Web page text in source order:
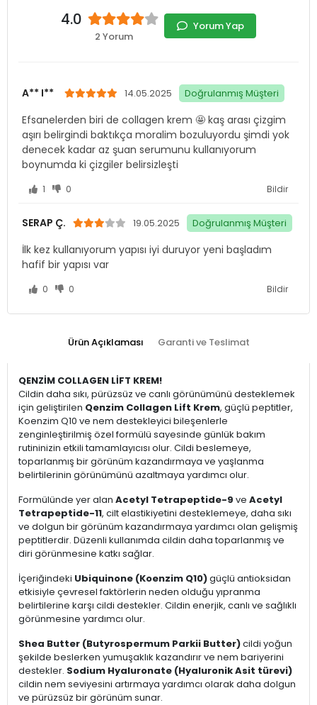
4.0
2 Yorum
Yorum Yap
A** I** 14.05.2025 Doğrulanmış Müşteri
Efsanelerden biri de collagen krem 🤩 kaş arası çizgim
aşırı belirgindi baktıkça moralim bozuluyordu şimdi yok
denecek kadar az şuan serumunu kullanıyorum
boynumda ki çizgiler belirsizleşti
1 0 Bildir
SERAP Ç. 19.05.2025 Doğrulanmış Müşteri
İlk kez kullanıyorum yapısı iyi duruyor yeni başladım
hafif bir yapısı var
0 0 Bildir
Ürün Açıklaması Garanti ve Teslimat
QENZİM COLLAGEN LİFT KREM!
Cildin daha sıkı, pürüzsüz ve canlı görünümünü desteklemek
için geliştirilen Qenzim Collagen Lift Krem, güçlü peptitler,
Koenzim Q10 ve nem destekleyici bileşenlerle
zenginleştirilmiş özel formülü sayesinde günlük bakım
rutininizin etkili tamamlayıcısı olur. Cildi beslemeye,
toparlanmış bir görünüm kazandırmaya ve yaşlanma
belirtilerinin görünümünü azaltmaya yardımcı olur.
Formülünde yer alan Acetyl Tetrapeptide-9 ve Acetyl
Tetrapeptide-11, cilt elastikiyetini desteklemeye, daha sıkı
ve dolgun bir görünüm kazandırmaya yardımcı olan gelişmiş
peptitlerdir. Düzenli kullanımda cildin daha toparlanmış ve
diri görünmesine katkı sağlar.
İçeriğindeki Ubiquinone (Koenzim Q10)güçlü antioksidan
etkisiyle çevresel faktörlerin neden olduğu yıpranma
belirtilerine karşı cildi destekler. Cildin enerjik, canlı ve sağlıklı
görünmesine yardımcı olur.
Shea Butter (Butyrospermum Parkii Butter)cildi yoğun
şekilde beslerken yumuşaklık kazandırır ve nem bariyerini
destekler. Sodium Hyaluronate (Hyaluronik Asit türevi)
cildin nem seviyesini artırmaya yardımcı olarak daha dolgun
ve pürüzsüz bir görünüm sunar.